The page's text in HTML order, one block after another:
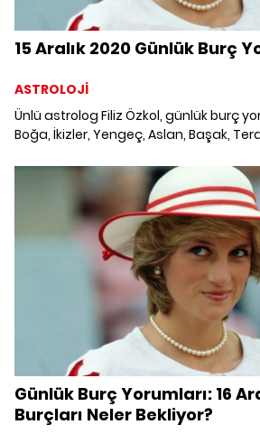
15 Aralık 2020 Günlük Burç
ASTROLOJİ
Ünlü astrolog Filiz Özkol, günlük burç
Boğa, İkizler, Yengeç, Aslan, Başak,
Burç Yorumları; Haftalık burç,
burç özellikleri ve günlük astroloji
etmesi gereken konular ve merak
Günlük Burç Yorumları: 16
Burçları Neler Bekliyor?